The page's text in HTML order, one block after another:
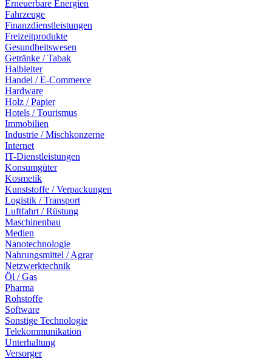
Erneuerbare Energien
Fahrzeuge
Finanzdienstleistungen
Freizeitprodukte
Gesundheitswesen
Getränke / Tabak
Halbleiter
Handel / E-Commerce
Hardware
Holz / Papier
Hotels / Tourismus
Immobilien
Industrie / Mischkonzerne
Internet
IT-Dienstleistungen
Konsumgüter
Kosmetik
Kunststoffe / Verpackungen
Logistik / Transport
Luftfahrt / Rüstung
Maschinenbau
Medien
Nanotechnologie
Nahrungsmittel / Agrar
Netzwerktechnik
Öl / Gas
Pharma
Rohstoffe
Software
Sonstige Technologie
Telekommunikation
Unterhaltung
Versorger